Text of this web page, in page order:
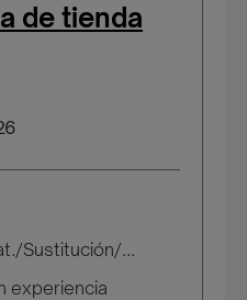
de tienda
Sustitución/...
experiencia